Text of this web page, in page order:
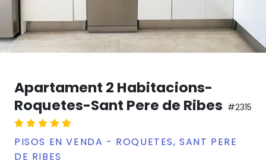
Apartament 2 Habitacions-
Roquetes-Sant Pere de Ribes #2315
PISOS EN VENDA - ROQUETES, SANT PERE
DE RIBES